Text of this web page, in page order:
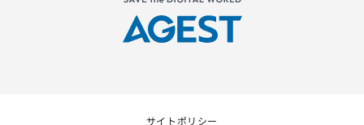
サイトポリシー